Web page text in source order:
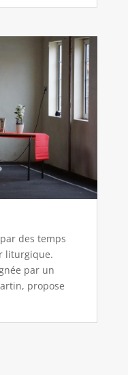
des temps
liturgique.
par un
propose